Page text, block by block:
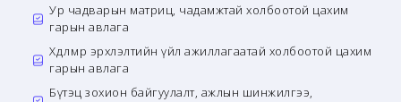
Ур чадварын матриц, чадамжтай холбоотой цахим
гарын авлага
Хөдөлмөр эрхлэлтийн үйл ажиллагаатай холбоотой цахим
гарын авлага
Бүтэц зохион байгуулалт, ажлын шинжилгээ,